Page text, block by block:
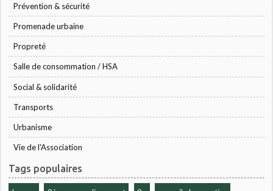
Prévention & sécurité
Promenade urbaine
Propreté
Salle de consommation / HSA
Social & solidarité
Transports
Urbanisme
Vie de l'Association
Tags populaires